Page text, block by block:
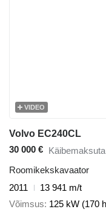
VIDEO
Volvo EC240CL
30 000 € Käibemaksuta
Roomikekskavaator
2011
13 941 m/t
Võimsus 125 kW (170